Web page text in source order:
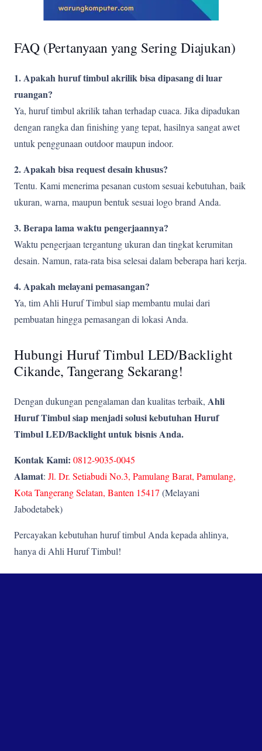
FAQ (Pertanyaan yang Sering Diajukan)
1. Apakah huruf timbul akrilik bisa dipasang di luar
ruangan?
Ya, huruf timbul akrilik tahan terhadap cuaca. Jika dipadukan
dengan rangka dan finishing yang tepat, hasilnya sangat awet
untuk penggunaan outdoor maupun indoor.
2. Apakah bisa request desain khusus?
Tentu. Kami menerima pesanan custom sesuai kebutuhan, baik
ukuran, warna, maupun bentuk sesuai logo brand Anda.
3. Berapa lama waktu pengerjaannya?
Waktu pengerjaan tergantung ukuran dan tingkat kerumitan
desain. Namun, rata-rata bisa selesai dalam beberapa hari kerja.
4. Apakah melayani pemasangan?
Ya, tim Ahli Huruf Timbul siap membantu mulai dari
pembuatan hingga pemasangan di lokasi Anda.
Hubungi Huruf Timbul LED/Backlight
Cikande, Tangerang Sekarang!
Dengan dukungan pengalaman dan kualitas terbaik, Ahli
Huruf Timbul siap menjadi solusi kebutuhan Huruf
Timbul LED/Backlight untuk bisnis Anda.
Kontak Kami: 0812-9035-0045
Alamat: Jl. Dr. Setiabudi No.3, Pamulang Barat, Pamulang,
Kota Tangerang Selatan, Banten 15417 (Melayani
Jabodetabek)
Percayakan kebutuhan huruf timbul Anda kepada ahlinya,
hanya di Ahli Huruf Timbul!